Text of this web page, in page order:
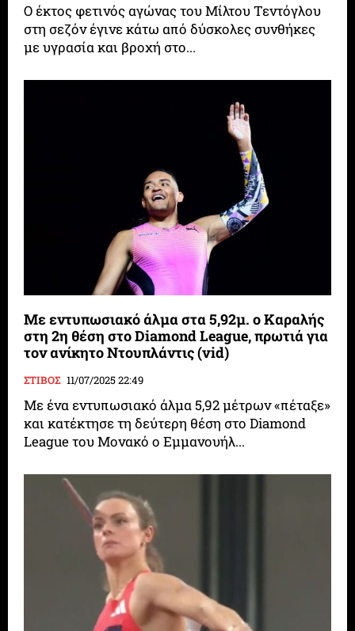
Ο έκτος φετινός αγώνας του Μίλτου Τεντόγλου
στη σεζόν έγινε κάτω από δύσκολες συνθήκες
με υγρασία και βροχή στο...
Με εντυπωσιακό άλμα στα 5,92μ. ο Καραλής
στη 2η θέση στο Diamond League, πρωτιά για
τον ανίκητο Ντουπλάντις (vid)
ΣΤΙΒΟΣ 11/07/2025 22:49
Με ένα εντυπωσιακό άλμα 5,92 μέτρων «πέταξε»
και κατέκτησε τη δεύτερη θέση στο Diamond
League του Μονακό ο Εμμανουήλ...